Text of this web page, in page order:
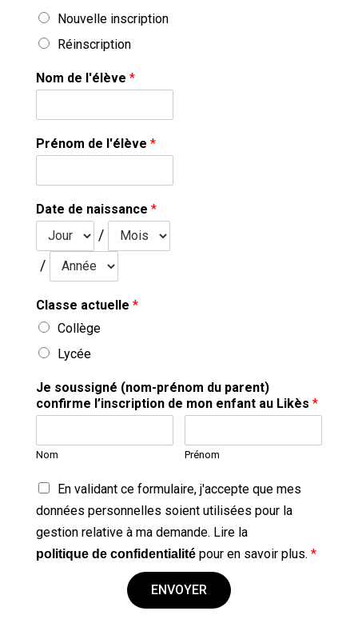
Nouvelle inscription
Réinscription
Nom de l'élève *
Prénom de l'élève *
Date de naissance *
/
/
Classe actuelle *
Collège
Lycée
Je soussigné (nom-prénom du parent)
confirme l’inscription de mon enfant au Likès *
Prénom
Nom
En validant ce formulaire, j'accepte que mes
données personnelles soient utilisées pour la
gestion relative à ma demande. Lire la
politique de confidentialitépour en savoir plus. *
ENVOYER